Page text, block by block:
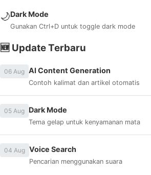
🌙Dark Mode
Gunakan Ctrl+D untuk toggle dark mode
🆕 Update Terbaru
06 Aug AI Content Generation
Contoh kalimat dan artikel otomatis
05 Aug Dark Mode
Tema gelap untuk kenyamanan mata
04 Aug Voice Search
Pencarian menggunakan suara